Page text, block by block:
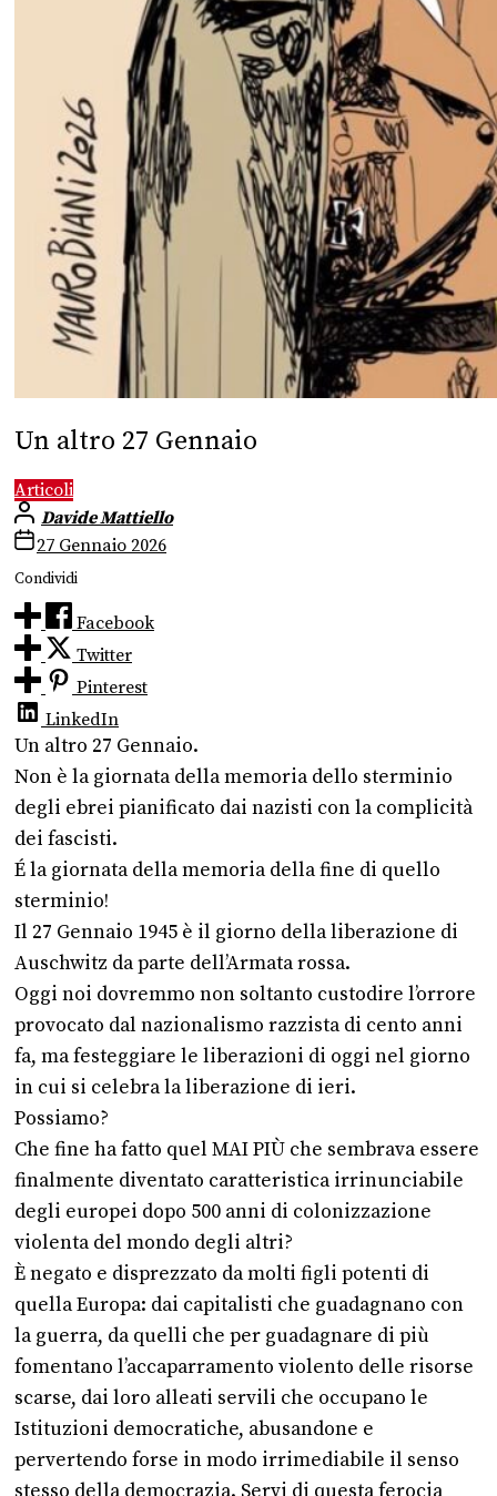
Un altro 27 Gennaio
Articoli
Davide Mattiello
27 Gennaio 2026
Condividi
Facebook
Twitter
Pinterest
LinkedIn
Un altro 27 Gennaio.
Non è la giornata della memoria dello sterminio
degli ebrei pianificato dai nazisti con la complicità
dei fascisti.
É la giornata della memoria della fine di quello
sterminio!
Il 27 Gennaio 1945 è il giorno della liberazione di
Auschwitz da parte dell’Armata rossa.
Oggi noi dovremmo non soltanto custodire l’orrore
provocato dal nazionalismo razzista di cento anni
fa, ma festeggiare le liberazioni di oggi nel giorno
in cui si celebra la liberazione di ieri.
Possiamo?
Che fine ha fatto quel MAI PIÙ che sembrava essere
finalmente diventato caratteristica irrinunciabile
degli europei dopo 500 anni di colonizzazione
violenta del mondo degli altri?
È negato e disprezzato da molti figli potenti di
quella Europa: dai capitalisti che guadagnano con
la guerra, da quelli che per guadagnare di più
fomentano l’accaparramento violento delle risorse
scarse, dai loro alleati servili che occupano le
Istituzioni democratiche, abusandone e
pervertendo forse in modo irrimediabile il senso